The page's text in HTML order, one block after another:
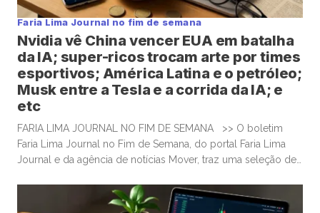
Faria Lima Journal no fim de semana
Nvidia vê China vencer EUA em batalha
da IA; super-ricos trocam arte por times
esportivos; América Latina e o petróleo;
Musk entre a Tesla e a corrida da IA; e
etc
FARIA LIMA JOURNAL NO FIM DE SEMANA >> O boletim
Faria Lima Journal no Fim de Semana, do portal Faria Lima
Journal e da agência de notícias Mover, traz uma seleção de
algum tempo no sábado e domingo para leituras mais
aprofundadas de boas histórias e materiais informativos. FT: